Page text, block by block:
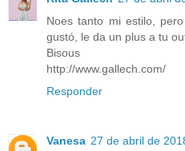
Noes tanto mi estilo,
gustó, le da un plus a tu
Bisous
http://www.gallech.com/
Responder
Vanesa 27 de abril de